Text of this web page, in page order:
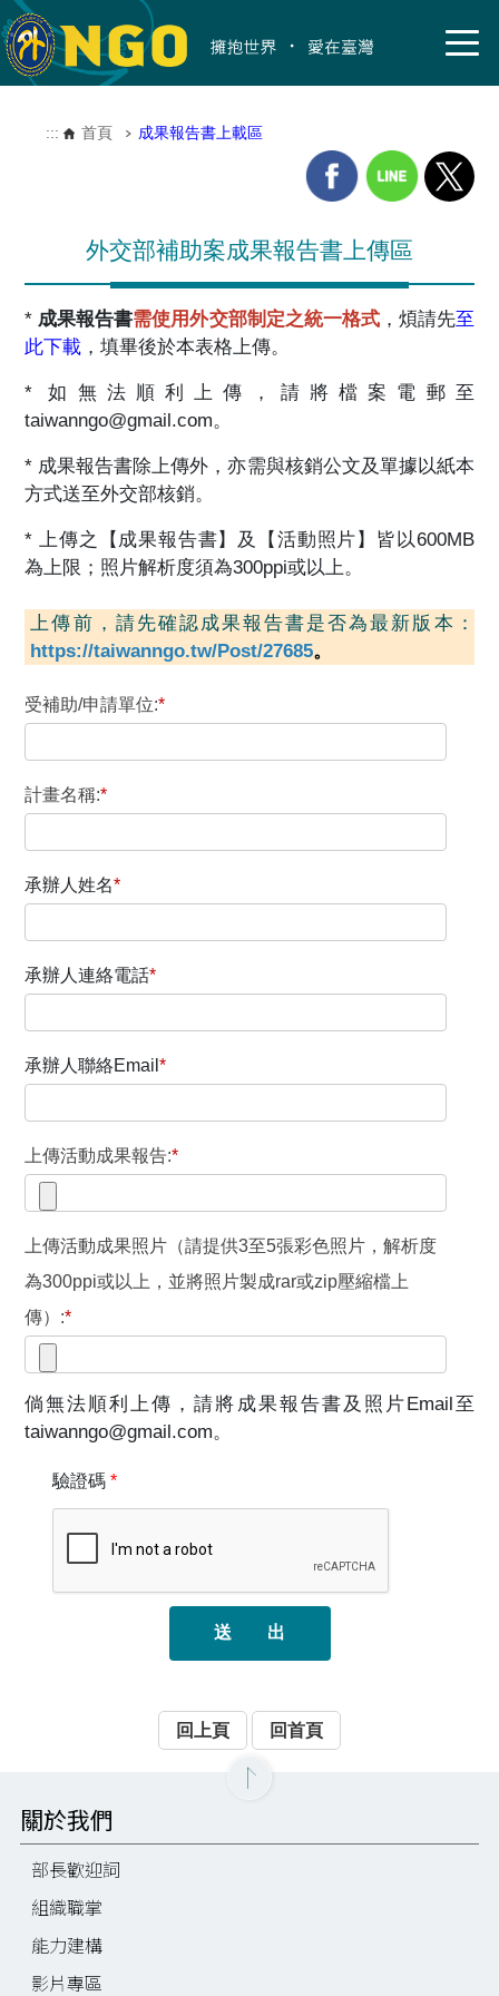
::: 首頁 成果報告書上載區
外交部補助案成果報告書上傳區
* 成果報告書需使用外交部制定之統一格式，煩請先至
此下載 ，填畢後於本表格上傳。
* 如無法順利上傳，請將檔案電郵至
taiwanngo@gmail.com。
* 成果報告書除上傳外，亦需與核銷公文及單據以紙本
方式送至外交部核銷。
* 上傳之【成果報告書】及【活動照片】皆以600MB
為上限；照片解析度須為300ppi或以上。
上傳前，請先確認成果報告書是否為最新版本：
https://taiwanngo.tw/Post/27685。
受補助/申請單位:*
計畫名稱:*
承辦人姓名*
承辦人連絡電話*
承辦人聯絡Email*
上傳活動成果報告:*
上傳活動成果照片（請提供3至5張彩色照片，解析度
為300ppi或以上，並將照片製成rar或zip壓縮檔上
傳）:*
倘無法順利上傳，請將成果報告書及照片Email至
taiwanngo@gmail.com。
驗證碼 *
送 出
回上頁 回首頁
關於我們
部長歡迎詞
組織職掌
能力建構
影片專區